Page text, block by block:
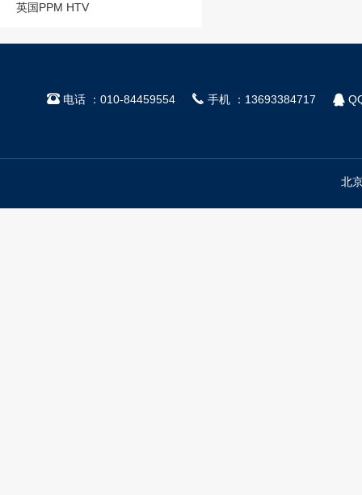
英国PPM HTV
电话 ：010-84459554  手机 ：13693384717 
北